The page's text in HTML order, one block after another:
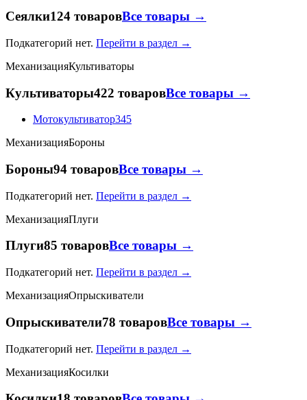
Сеялки124 товаровВсе товары →
Подкатегорий нет. Перейти в раздел →
МеханизацияКультиваторы
Культиваторы422 товаровВсе товары →
Мотокультиватор345
МеханизацияБороны
Бороны94 товаровВсе товары →
Подкатегорий нет. Перейти в раздел →
МеханизацияПлуги
Плуги85 товаровВсе товары →
Подкатегорий нет. Перейти в раздел →
МеханизацияОпрыскиватели
Опрыскиватели78 товаровВсе товары →
Подкатегорий нет. Перейти в раздел →
МеханизацияКосилки